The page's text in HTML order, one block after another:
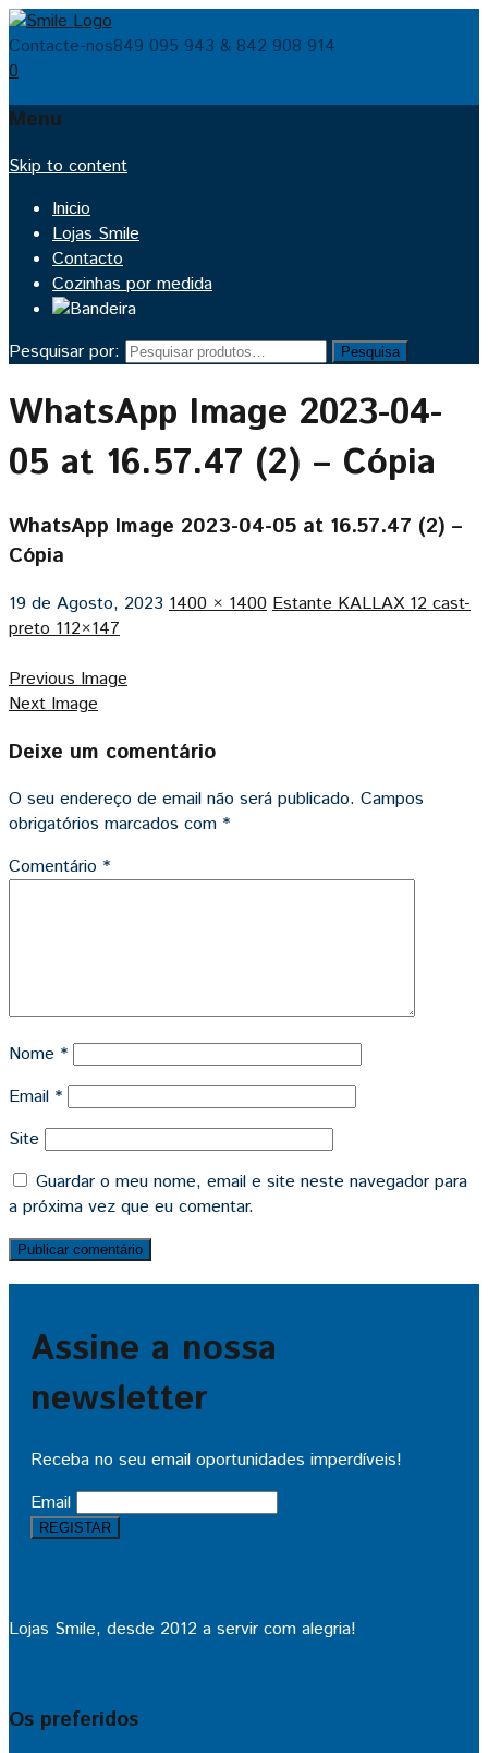
Contacte-nos849 095 943 & 842 908 914
0
Menu
Skip to content
Inicio
Lojas Smile
Contacto
Cozinhas por medida
Pesquisar por: Pesquisa
WhatsApp Image 2023-04-
05 at 16.57.47 (2) – Cópia
WhatsApp Image 2023-04-05 at 16.57.47 (2) –
Cópia
19 de Agosto, 2023 1400 × 1400 Estante KALLAX 12 cast-
preto 112×147
Previous Image
Next Image
Deixe um comentário
O seu endereço de email não será publicado. Campos
obrigatórios marcados com *
Comentário *
Nome *
Email *
Site
Guardar o meu nome, email e site neste navegador para
a próxima vez que eu comentar.
Assine a nossa
newsletter
Receba no seu email oportunidades imperdíveis!
Email
Lojas Smile, desde 2012 a servir com alegria!
Os preferidos